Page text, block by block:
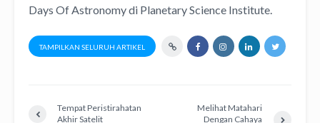
Days Of Astronomydi Planetary Science Institute.
TAMPILKAN SELURUH ARTIKEL
Tempat Peristirahatan
Akhir Satelit
Melihat Matahari
Dengan Cahaya